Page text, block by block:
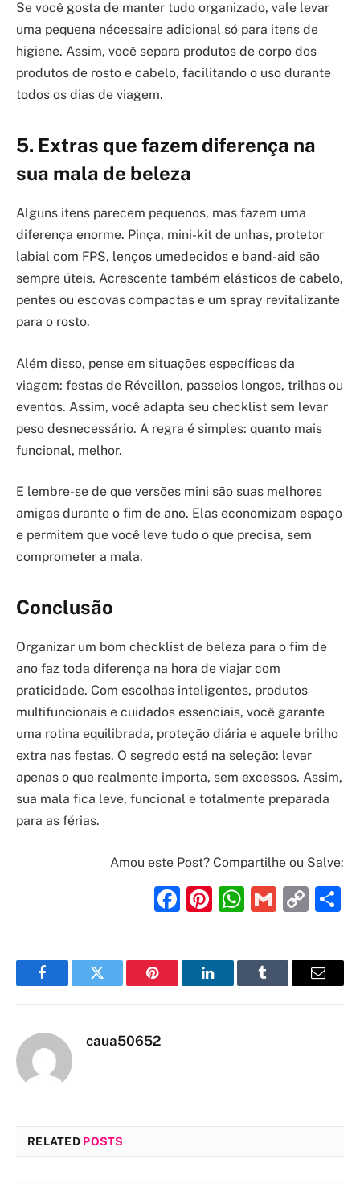
Se você gosta de manter tudo organizado, vale levar
uma pequena nécessaire adicional só para itens de
higiene. Assim, você separa produtos de corpo dos
produtos de rosto e cabelo, facilitando o uso durante
todos os dias de viagem.
5. Extras que fazem diferença na
sua mala de beleza
Alguns itens parecem pequenos, mas fazem uma
diferença enorme. Pinça, mini-kit de unhas, protetor
labial com FPS, lenços umedecidos e band-aid são
sempre úteis. Acrescente também elásticos de cabelo,
pentes ou escovas compactas e um spray revitalizante
para o rosto.
Além disso, pense em situações específicas da
viagem: festas de Réveillon, passeios longos, trilhas ou
eventos. Assim, você adapta seu checklist sem levar
peso desnecessário. A regra é simples: quanto mais
funcional, melhor.
E lembre-se de que versões mini são suas melhores
amigas durante o fim de ano. Elas economizam espaço
e permitem que você leve tudo o que precisa, sem
comprometer a mala.
Conclusão
Organizar um bom checklist de beleza para o fim de
ano faz toda diferença na hora de viajar com
praticidade. Com escolhas inteligentes, produtos
multifuncionais e cuidados essenciais, você garante
uma rotina equilibrada, proteção diária e aquele brilho
extra nas festas. O segredo está na seleção: levar
apenas o que realmente importa, sem excessos. Assim,
sua mala fica leve, funcional e totalmente preparada
para as férias.
Amou este Post? Compartilhe ou Salve:
Facebook
Pinterest
Gmail
FacebookTwitter Pinterest LinkedInTumblr Email
caua50652
RELATED POSTS